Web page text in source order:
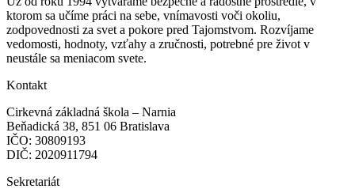
ktorom sa učíme práci na sebe, vnímavosti voči okoliu,
zodpovednosti za svet a pokore pred Tajomstvom. Rozvíjame
vedomosti, hodnoty, vzťahy a zručnosti, potrebné pre život v
neustále sa meniacom svete.
Kontakt
Cirkevná základná škola – Narnia
Beňadická 38, 851 06 Bratislava
IČO: 30809193
DIČ: 2020911794
Sekretariát